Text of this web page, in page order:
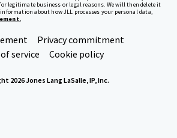
legitimate business or legal reasons. We will then delete it
about how JLL processes your personal data,
Privacy commitment
service
Cookie policy
2026 Jones Lang LaSalle, IP, Inc.